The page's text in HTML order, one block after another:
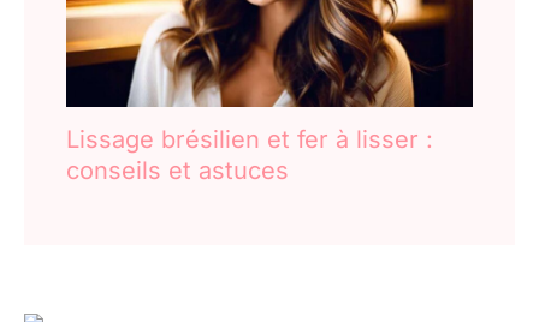
Lissage brésilien et fer à lisser :
conseils et astuces